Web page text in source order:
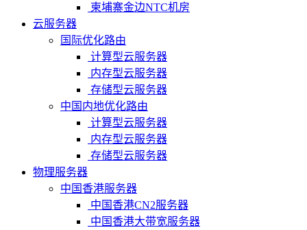
柬埔寨金边NTC机房
云服务器
国际优化路由
计算型云服务器
内存型云服务器
存储型云服务器
中国内地优化路由
计算型云服务器
内存型云服务器
存储型云服务器
物理服务器
中国香港服务器
中国香港CN2服务器
中国香港大带宽服务器